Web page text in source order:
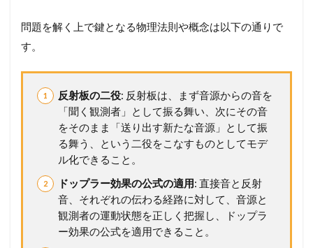
ッ
プ
要
す
問題を解く上で鍵となる物理法則や概念は以下の通りで
す。
反射板の二役: 反射板は、まず音源からの音を
「聞く観測者」として振る舞い、次にその音
をそのまま「送り出す新たな音源」として振
る舞う、という二役をこなすものとしてモデ
ル化できること。
ドップラー効果の公式の適用: 直接音と反射
音、それぞれの伝わる経路に対して、音源と
観測者の運動状態を正しく把握し、ドップラ
ー効果の公式を適用できること。